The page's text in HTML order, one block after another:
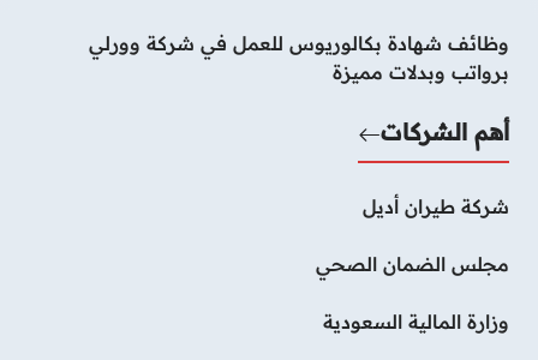
وظائف شهادة بكالوريوس للعمل في شركة وورلي
برواتب وبدلات مميزة
أهم الشركات
شركة طيران أديل
مجلس الضمان الصحي
وزارة المالية السعودية